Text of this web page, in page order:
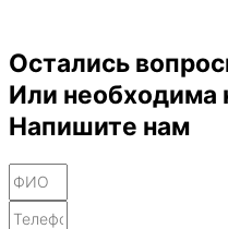
Остались
Или необходима
Напишите нам